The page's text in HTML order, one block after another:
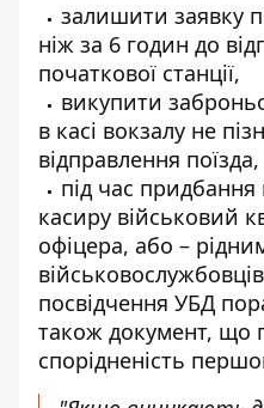
залишити заявку
ніж за 6 годин до
початкової станції,
викупити
в касі вокзалу не
відправлення поїзда,
під час
касиру військовий
офіцера, або –
посвідчення УБД
також документ, що
спорідненість